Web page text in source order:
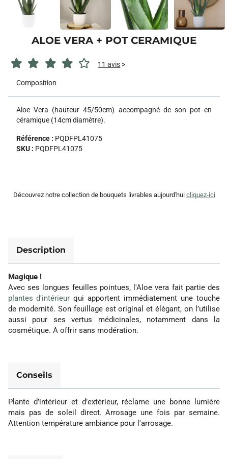
ALOE VERA + POT CERAMIQUE
11 avis >
Composition
Aloe Vera (hauteur 45/50cm) accompagné de son pot en
céramique (14cm diamètre).
Référence : PQDFPL41075
SKU : PQDFPL41075
Découvrez notre collection de bouquets livrables aujourd'hui cliquez-ici
Description
Magique !
Avec ses longues feuilles pointues, l'Aloe vera fait partie des
plantes d'intérieur qui apportent immédiatement une touche
de modernité. Son feuillage est original et élégant, on l’utilise
aussi pour ses vertus médicinales, notamment dans la
cosmétique. A offrir sans modération.
Conseils
Plante d’intérieur et d’extérieur, réclame une bonne lumière
mais pas de soleil direct. Arrosage une fois par semaine.
Attention température ambiance pour l'arrosage.